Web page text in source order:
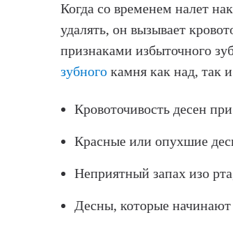
Когда со временем налет
удалять, он вызывает
признаками избыточного
зубного камня как над, так
Кровоточивость десен
Красные или опухшие
Неприятный запах изо
Десны, которые начинают